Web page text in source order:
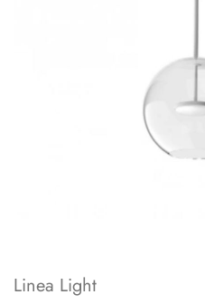
Linea Light